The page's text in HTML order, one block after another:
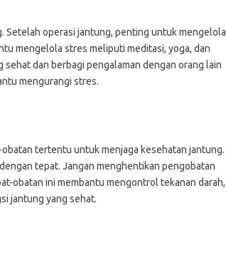
Setelah operasi jantung, penting untuk mengelola
mengelola stres meliputi meditasi, yoga, dan
dan berbagi pengalaman dengan orang lain
mengurangi stres.
tertentu untuk menjaga kesehatan jantung.
tepat. Jangan menghentikan pengobatan
obatan ini membantu mengontrol tekanan darah,
jantung yang sehat.